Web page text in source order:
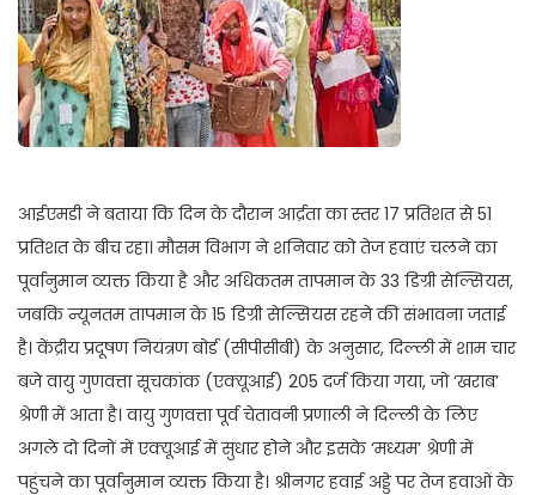
आईएमडी ने बताया कि दिन के दौरान आर्द्रता का स्तर 17 प्रतिशत से 51
प्रतिशत के बीच रहा। मौसम विभाग ने शनिवार को तेज हवाएं चलने का
पूर्वानुमान व्यक्त किया है और अधिकतम तापमान के 33 डिग्री सेल्सियस,
जबकि न्यूनतम तापमान के 15 डिग्री सेल्सियस रहने की संभावना जताई
है। केंद्रीय प्रदूषण नियंत्रण बोर्ड (सीपीसीबी) के अनुसार, दिल्ली में शाम चार
बजे वायु गुणवत्ता सूचकांक (एक्यूआई) 205 दर्ज किया गया, जो ‘खराब’
श्रेणी में आता है। वायु गुणवत्ता पूर्व चेतावनी प्रणाली ने दिल्ली के लिए
अगले दो दिनों में एक्यूआई में सुधार होने और इसके ‘मध्यम’ श्रेणी में
पहुंचने का पूर्वानुमान व्यक्त किया है। श्रीनगर हवाई अड्डे पर तेज हवाओं के